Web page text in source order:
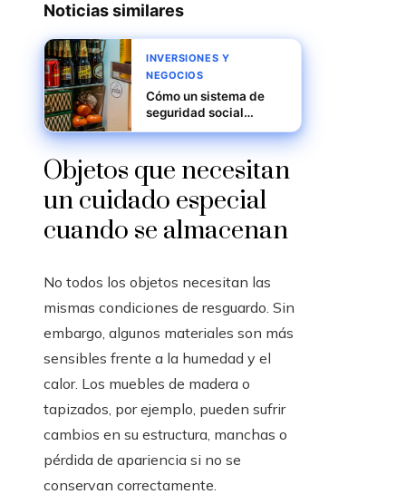
Noticias similares
INVERSIONES Y
NEGOCIOS
Cómo un sistema de
seguridad social
robusto puede elevar la
confianza del
consumidor en China
Objetos que necesitan
un cuidado especial
cuando se almacenan
No todos los objetos necesitan las
mismas condiciones de resguardo. Sin
embargo, algunos materiales son más
sensibles frente a la humedad y el
calor. Los muebles de madera o
tapizados, por ejemplo, pueden sufrir
cambios en su estructura, manchas o
pérdida de apariencia si no se
conservan correctamente.